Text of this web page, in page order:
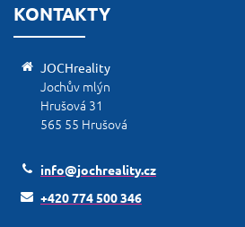
KONTAKTY
JOCHreality
Jochův mlýn
Hrušová 31
565 55 Hrušová
info@jochreality.cz
+420 774 500 346